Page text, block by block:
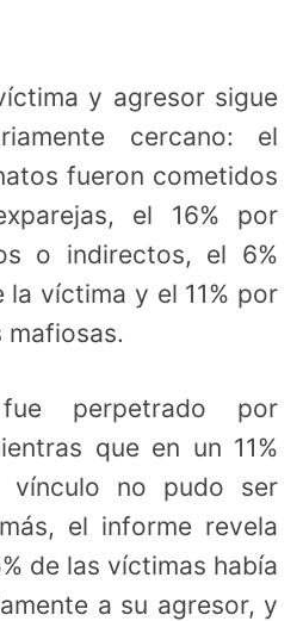
y agresor sigue
cercano: el
fueron cometidos
el 16% por
o indirectos, el 6%
víctima y el 11% por
mafiosas.
perpetrado por
que en un 11%
no pudo ser
el informe revela
de las víctimas había
a su agresor, y